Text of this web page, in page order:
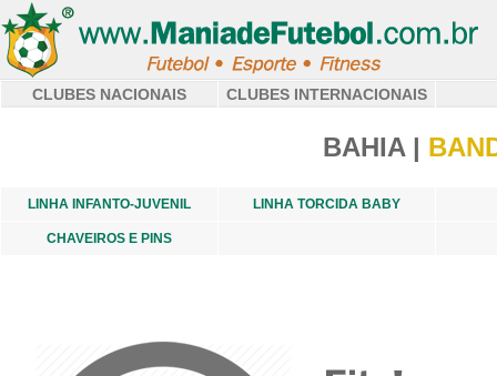
CLUBES NACIONAIS CLUBES INTERNACIONAIS
BAHIA |
LINHA INFANTO-JUVENIL LINHA TORCIDA BABY
CHAVEIROS E PINS